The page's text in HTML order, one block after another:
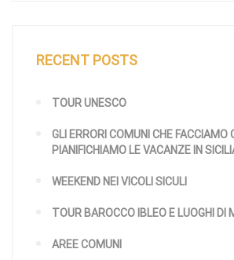
RECENT POSTS
TOUR UNESCO
GLI ERRORI COMUNI CHE FACCIAMO
PIANIFICHIAMO LE VACANZE IN
WEEKEND NEI VICOLI SICULI
TOUR BAROCCO IBLEO E LUOGHI DI
AREE COMUNI